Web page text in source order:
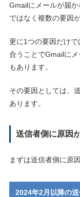
Gmailにメールが届
ではなく複数の要因
更に1つの要因だけ
合うことでGmailに
もあります。
その要因としては、
あります。
送信者側に原因
まずは送信者側に原
2024年2月以降の